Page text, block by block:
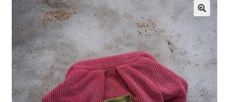
Checkout
My account
Privacy Policy